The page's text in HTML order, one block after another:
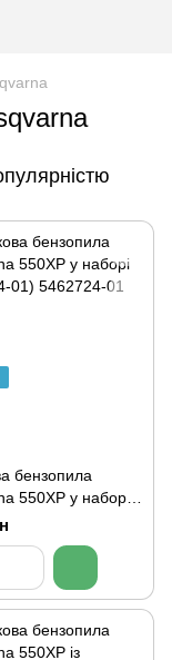
бензопила
550XP у наборі
01)